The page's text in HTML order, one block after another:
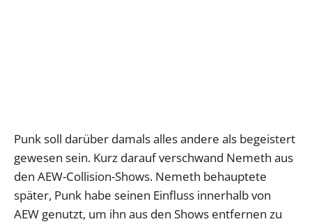
Punk soll darüber damals alles andere als begeistert
gewesen sein. Kurz darauf verschwand Nemeth aus
den AEW-Collision-Shows. Nemeth behauptete
später, Punk habe seinen Einfluss innerhalb von
AEW genutzt, um ihn aus den Shows entfernen zu